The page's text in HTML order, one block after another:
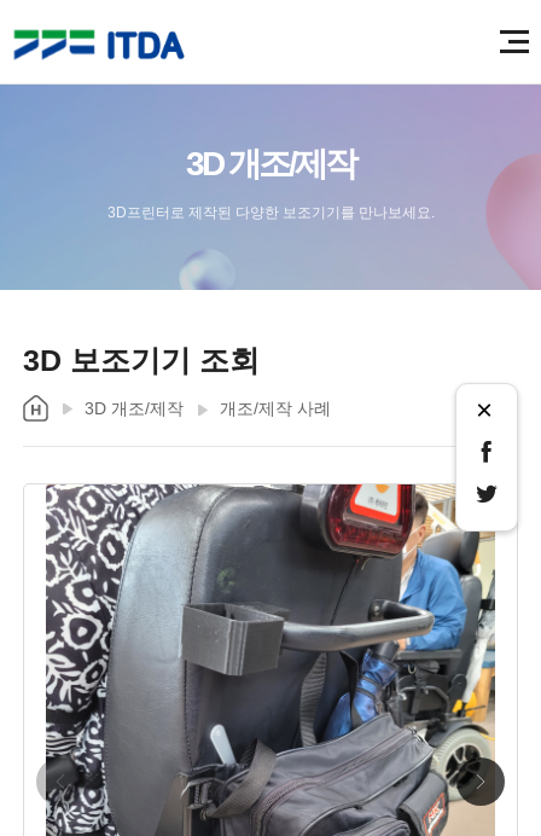
3D 개조/제작
3D프린터로 제작된 다양한 보조기기를 만나보세요.
3D 보조기기 조회
3D 개조/제작 개조/제작 사례 ×